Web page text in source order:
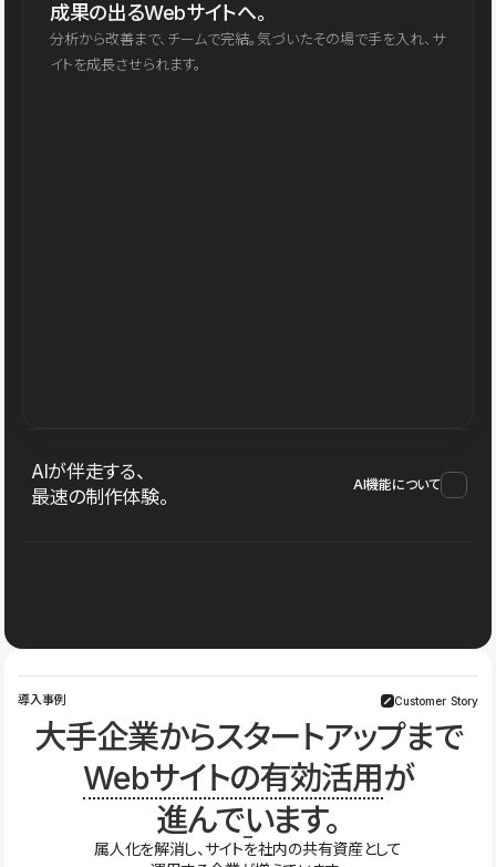
成果の出るWebサイトへ。
分析から改善まで、チームで完結。気づいたその場で手を入れ、サ
イトを成長させられます。
AIが伴走する、
最速の制作体験。
AI機能について
導入事例 Customer Story
大手企業からスタートアップまで
Webサイトの有効活用が
進んでいます。
属人化を解消し、サイトを社内の共有資産として